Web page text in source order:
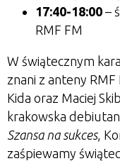
17:40-18:00 –
RMF FM
W świątecznym
znani z anteny
Kida oraz Maciej
krakowska
Szansa na sukces,
zaśpiewamy